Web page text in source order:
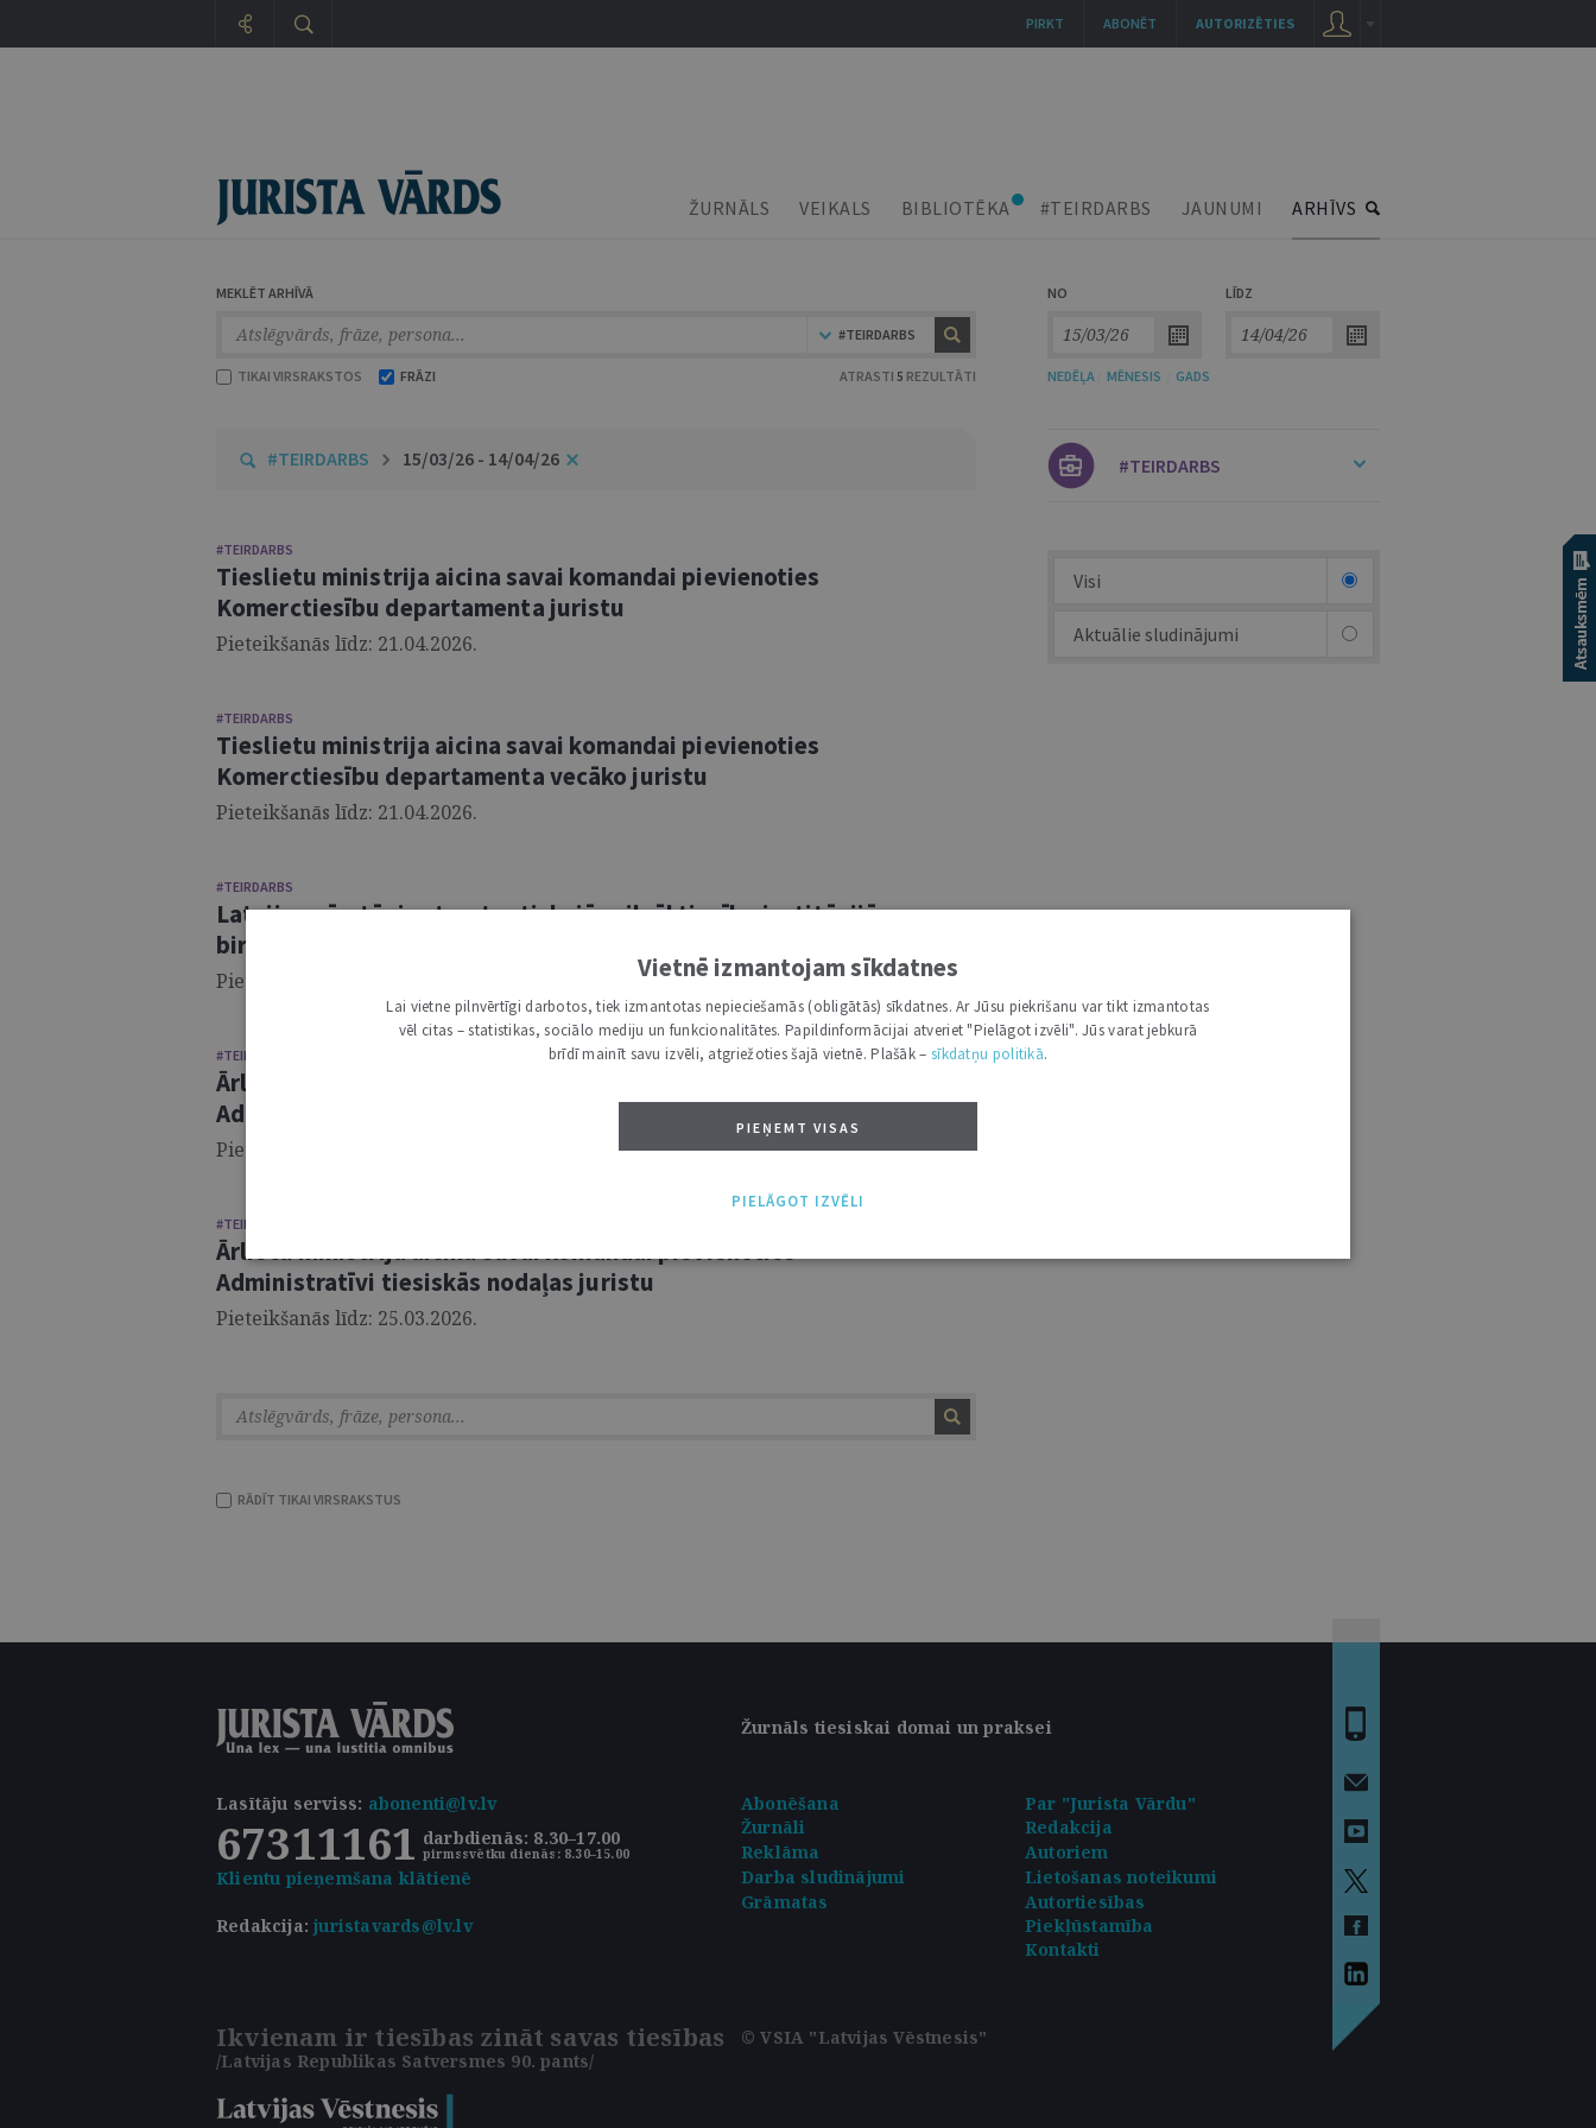
ŽURNĀLS VEIKALS BIBLIOTĒKA #TEIRDARBS JAUNUMI ARHĪVS
MEKLĒT ARHĪVĀ
#TEIRDARBS
TIKAI VIRSRAKSTOS FRĀZI ATRASTI 5 REZULTĀTI
NO LĪDZ
NEDĒĻA MĒNESIS GADS
#TEIRDARBS 15/03/26 - 14/04/26
#TEIRDARBS
Tieslietu ministrija aicina savai komandai pievienoties
Komerctiesību departamenta juristu
Pieteikšanās līdz: 21.04.2026.
#TEIRDARBS
Tieslietu ministrija aicina savai komandai pievienoties
Komerctiesību departamenta vecāko juristu
Pieteikšanās līdz: 21.04.2026.
#TEIRDARBS
Latvijas pārstāvja starptautiskajās cilvēktiesību institūcijās
birojs aicina pievienoties vecāko juristu uz nenoteiktu laiku
Pieteikšanās līdz: 09.04.2026.
#TEIRDARBS
Ārlietu ministrija aicina savai komandai pievienoties
Administratīvi tiesiskās nodaļas vecāko juristu
Pieteikšanās līdz: 25.03.2026.
#TEIRDARBS
Ārlietu ministrija aicina savai komandai pievienoties
Administratīvi tiesiskās nodaļas juristu
Pieteikšanās līdz: 25.03.2026.
RĀDĪT TIKAI VIRSRAKSTUS
#TEIRDARBS
Visi
Aktuālie sludinājumi
Žurnāls tiesiskai domai un praksei
Lasītāju serviss: abonenti@lv.lv
67311161 darbdienās: 8.30–17.00
pirmssvētku dienās: 8.30–15.00
Klientu pieņemšana klātienē
Abonēšana
Par "Jurista Vārdu"
Žurnāli
Redakcija
Reklāma
Autoriem
Darba sludinājumi
Lietošanas noteikumi
Redakcija:juristavards@lv.lv
Grāmatas
Autortiesības
Piekļūstamība
Kontakti
Ikvienam ir tiesības zināt savas tiesības
/Latvijas Republikas Satversmes 90. pants/
© VSIA "Latvijas Vēstnesis"
AUTORIZĒTIES
ABONĒT
PIRKT
Vietnē izmantojam sīkdatnes
Lai vietne pilnvērtīgi darbotos, tiek izmantotas nepieciešamās (obligātās) sīkdatnes. Ar Jūsu piekrišanu var tikt izmantotas
vēl citas – statistikas, sociālo mediju un funkcionalitātes. Papildinformācijai atveriet "Pielāgot izvēli". Jūs varat jebkurā
brīdī mainīt savu izvēli, atgriežoties šajā vietnē. Plašāk – sīkdatņu politikā.
PIEŅEMT VISAS
PIELĀGOT IZVĒLI